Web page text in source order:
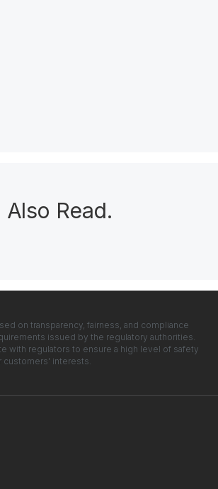
Also Read.
on transparency, fairness, and compliance
issued by the regulatory authorities.
with regulators to ensure a high level of safety
customers' interests.